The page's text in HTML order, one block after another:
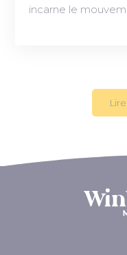
incarne le